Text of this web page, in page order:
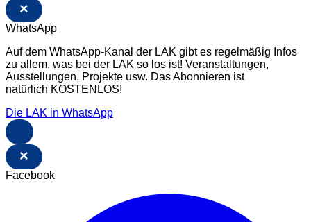
×
WhatsApp
Auf dem WhatsApp-Kanal der LAK gibt es regelmäßig Infos
zu allem, was bei der LAK so los ist! Veranstaltungen,
Ausstellungen, Projekte usw. Das Abonnieren ist
natürlich KOSTENLOS!
Die LAK in WhatsApp
×
Facebook